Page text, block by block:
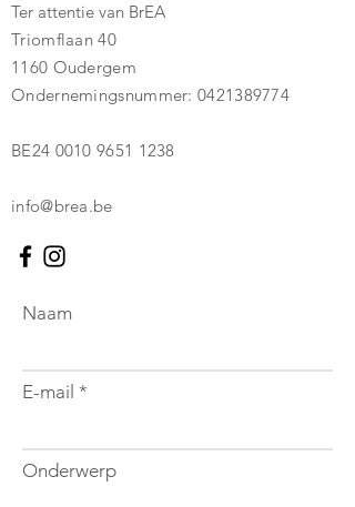
Ter attentie van BrEA
Triomflaan 40
1160 Oudergem
Ondernemingsnummer:0421389774
BE24 0010 9651 1238
info@brea.be
Naam
E-mail
Onderwerp